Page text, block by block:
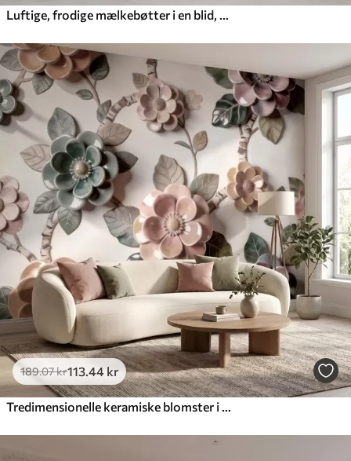
189.07kr113 .44 kr